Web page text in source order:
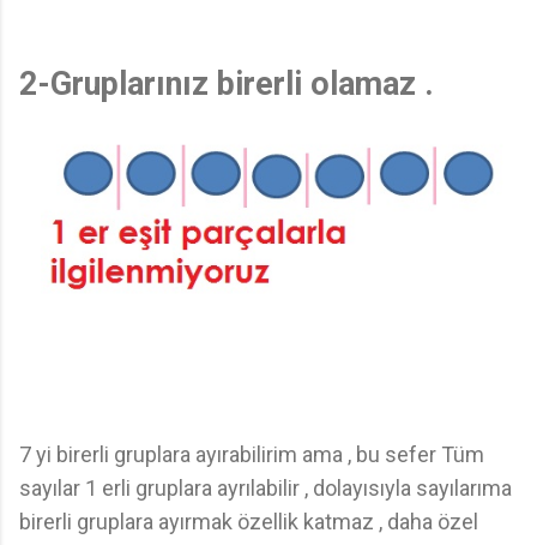
2-Gruplarınız birerli olamaz .
7 yi birerli gruplara ayırabilirim ama , bu sefer Tüm
sayılar 1 erli gruplara ayrılabilir , dolayısıyla sayılarıma
birerli gruplara ayırmak özellik katmaz , daha özel